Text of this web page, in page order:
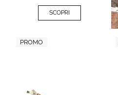
SCOPRI
PROMO